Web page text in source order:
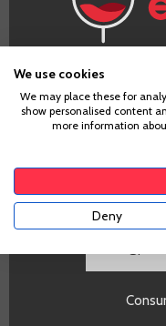
OTROS
¿Eres
Para acceder a
tu país de
aplicable.
We use cookies
We may place these for
show personalised content
more information
Deny